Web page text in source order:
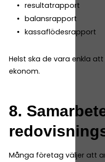
resultatrapport
balansrapport
kassaflödesrapport
Helst ska de vara enkla
ekonom.
8.
Många företag väljer att